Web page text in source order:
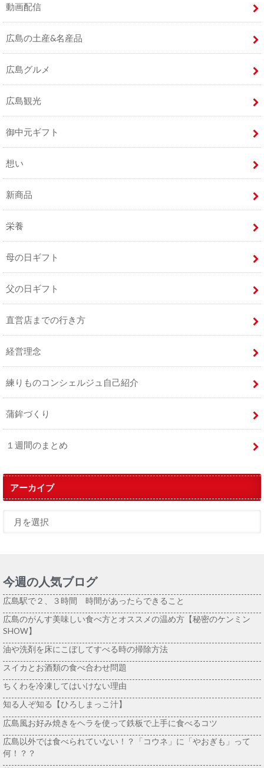
動画配信
広島の土産&名産品
広島グルメ
広島観光
御中元ギフト
想い
新商品
栄養
母の日ギフト
父の日ギフト
直営店までの行き方
経営理念
練りものコンシェルジュ自己紹介
蒲鉾づくり
１週間のまとめ
アーカイブ
今週の人気ブログ
広島駅で２、３時間 時間があったらできること
広島のがんす美味しい食べ方とオススメの温め方【秘密のケンミン
SHOW】
油や洗剤を床にこぼしてすべる時の掃除方法
スイカとお酒類の食べ合わせ問題
ちくわを冷凍してはいけない理由
知る人ぞ知る【ひろしまっこ汁】
広島風お好み焼きをヘラを使って鉄板で上手に食べるコツ
広島以外では食べられていない！？「コウネ」に「やおぎも」って
何！？？